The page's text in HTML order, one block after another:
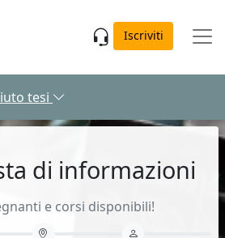
Iscriviti
tesi
di informazioni
e corsi disponibili!